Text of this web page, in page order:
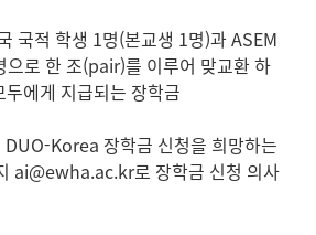
국적 학생 1명(본교생 1명)과 ASEM
으로 한 조(pair)를 이루어 맞교환 하
에게 지급되는 장학금
DUO-Korea 장학금 신청을 희망하는
ai@ewha.ac.kr로 장학금 신청 의사